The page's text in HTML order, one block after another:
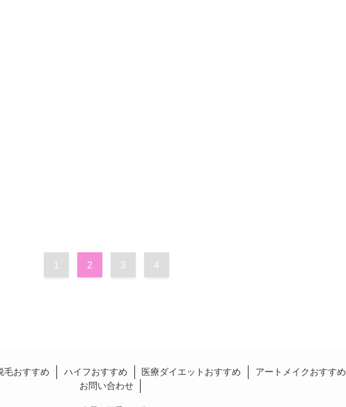
1 2 3 4
毛おすすめ ハイフおすすめ 医療ダイエットおすすめ アートメイクおすすめ
お問い合わせ